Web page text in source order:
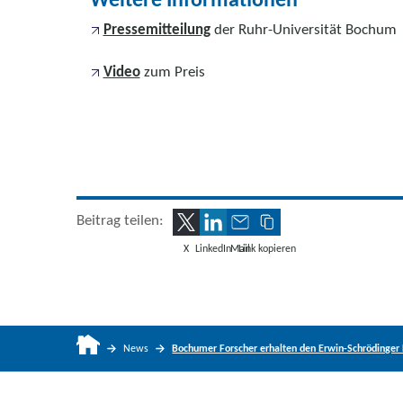
Pressemitteilungder Ruhr-Universität Bochum
Videozum Preis
Beitrag teilen:
X LinkedInMailLink kopieren
News Bochumer Forscher erhalten den Erwin-Schrödinger